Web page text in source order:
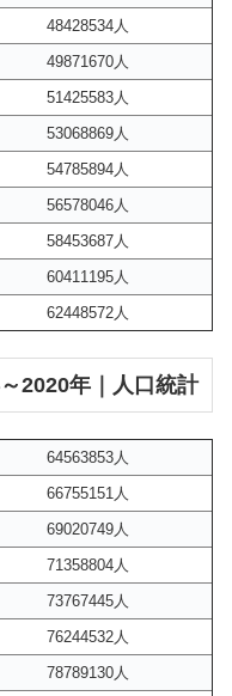
48428534人
49871670人
51425583人
53068869人
54785894人
56578046人
58453687人
60411195人
62448572人
2020年｜人口統計
64563853人
66755151人
69020749人
71358804人
73767445人
76244532人
78789130人